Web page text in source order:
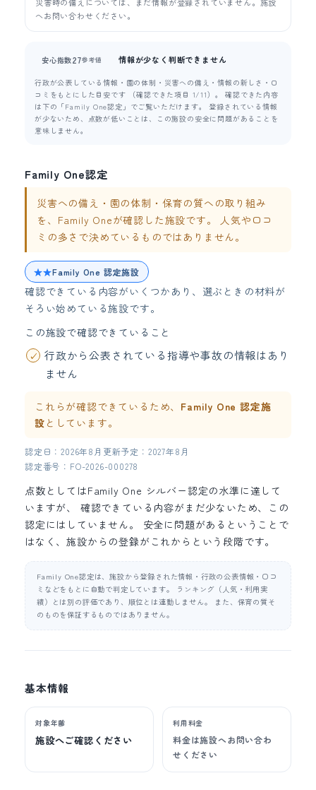
へお問い合わせください。
安心指数27参考値 情報が少なく判断できません
行政が公表している情報・園の体制・災害への備え・情報の新しさ・口
コミをもとにした目安です （確認できた項目 1/11）。 確認できた内容
は下の「Family One認定」でご覧いただけます。 登録されている情報
が少ないため、点数が低いことは、この施設の安全に問題があることを
意味しません。
Family One認定
災害への備え・園の体制・保育の質への取り組み
を、Family Oneが確認した施設です。 人気や口コ
ミの多さで決めているものではありません。
★★Family One 認定施設
確認できている内容がいくつかあり、選ぶときの材料が
そろい始めている施設です。
この施設で確認できていること
行政から公表されている指導や事故の情報はあり
ません
これらが確認できているため、 Family One 認定施
設 としています。
認定日：2026年8月 更新予定：2027年8月
認定番号：FO-2026-000278
点数としてはFamily One シルバー認定の水準に達して
いますが、 確認できている内容がまだ少ないため、この
認定にはしていません。 安全に問題があるということで
はなく、施設からの登録がこれからという段階です。
Family One認定は、施設から登録された情報・行政の公表情報・口コ
ミなどをもとに自動で判定しています。 ランキング（人気・利用実
績）とは別の評価であり、順位とは連動しません。 また、保育の質そ
のものを保証するものではありません。
基本情報
対象年齢
施設へご確認ください
利用料金
料金は施設へお問い合わ
せください